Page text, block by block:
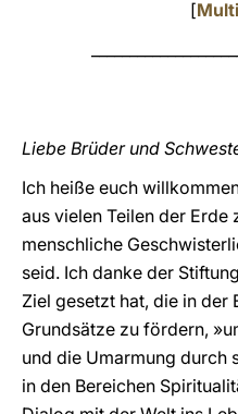
[
Liebe Brüder und
Ich heiße euch
aus vielen Teilen der Erde
menschliche
seid. Ich danke der
Ziel gesetzt hat, die in
Grundsätze zu fördern,
und die Umarmung durch
in den Bereichen